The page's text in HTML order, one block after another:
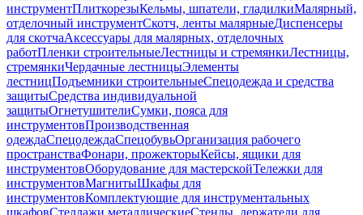
инструментПлиткорезыКельмы, шпатели, гладилкиМалярный,
отделочный инструментСкотч, ленты малярныеДиспенсеры
для скотчаАксессуары для малярных, отделочных
работПленки строительныеЛестницы и стремянкиЛестницы,
стремянкиЧердачные лестницыЭлементы
лестницПодъемники строительныеСпецодежда и средства
защитыСредства индивидуальной
защитыОгнетушителиСумки, пояса для
инструментовПроизводственная
одеждаСпецодеждаСпецобувьОрганизация рабочего
пространстваФонари, прожекторыКейсы, ящики для
инструментовОборудование для мастерскойТележки для
инструментовМагнитыШкафы для
инструментовКомплектующие для инструментальных
шкафовСтеллажи металлическиеСтенды, держатели для